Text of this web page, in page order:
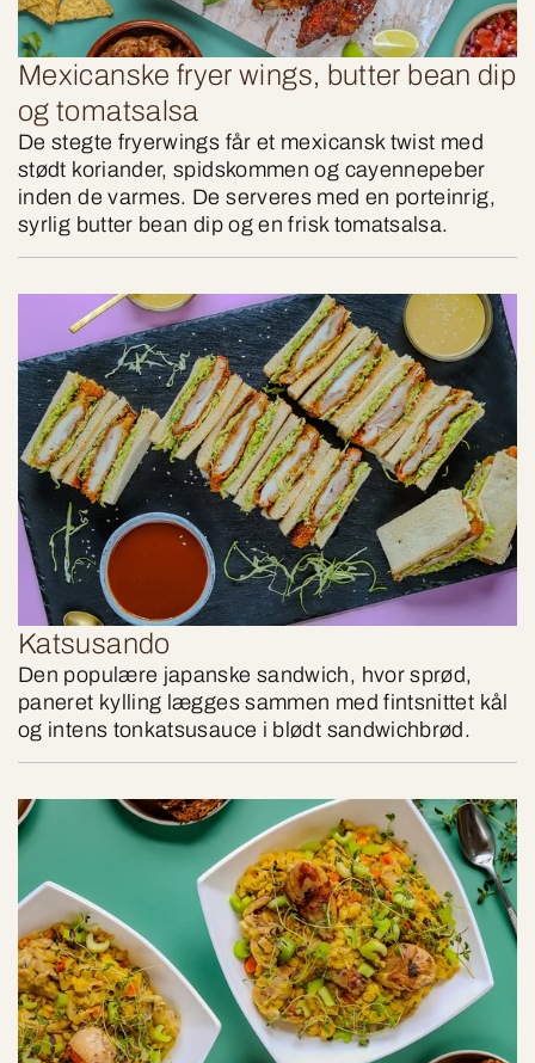
Mexicanske fryer wings, butter bean dip
og tomatsalsa
De stegte fryerwings får et mexicansk twist med
stødt koriander, spidskommen og cayennepeber
inden de varmes. De serveres med en porteinrig,
syrlig butter bean dip og en frisk tomatsalsa.
Katsusando
Den populære japanske sandwich, hvor sprød,
paneret kylling lægges sammen med fintsnittet kål
og intens tonkatsusauce i blødt sandwichbrød.